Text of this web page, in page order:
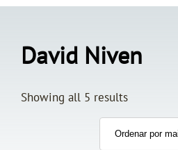
David Niven
Showing all 5 results